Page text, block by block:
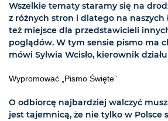
Wszelkie tematy staramy się na
z różnych stron i dlatego na naszych
też miejsce dla przedstawicieli
poglądów. W tym sensie pismo ma
mówi Sylwia Wcisło, kierownik
Wypromować „Pismo Święte”
O odbiorcę najbardziej walczyć
jest tajemnicą, że nie tylko w Polsce